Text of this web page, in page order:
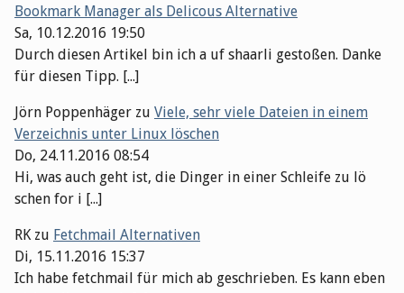
Bookmark Manager als Delicous Alternative
Sa, 10.12.2016 19:50
Durch diesen Artikel bin ich a uf shaarli gestoßen. Danke
für diesen Tipp. [...]
Jörn Poppenhäger zu Viele, sehr viele Dateien in einem
Verzeichnis unter Linux löschen
Do, 24.11.2016 08:54
Hi, was auch geht ist, die Dinger in einer Schleife zu lö
schen for i [...]
RKzu Fetchmail Alternativen
Di, 15.11.2016 15:37
Ich habe fetchmail für mich ab geschrieben. Es kann eben